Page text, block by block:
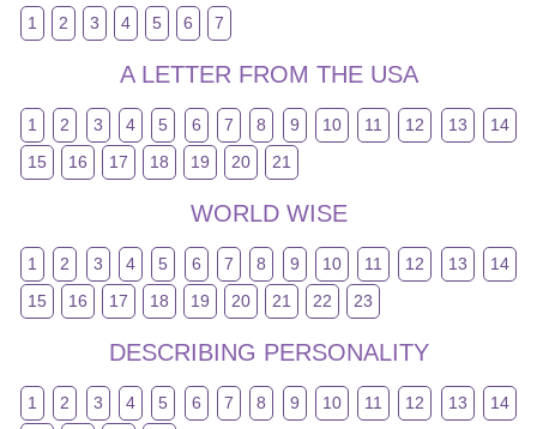
1 2 3 4 5 6 7
A LETTER FROM THE USA
1 2 3 4 5 6 7 8 9 10 11 12 13
14
15
16 17 18 19 20 21
WORLD WISE
1 2 3 4 5 6 7 8 9 10 11 12 13
14
15
16 17 18 19 20 21 22 23
DESCRIBING PERSONALITY
1 2 3 4 5 6 7 8 9 10 11 12 13
14